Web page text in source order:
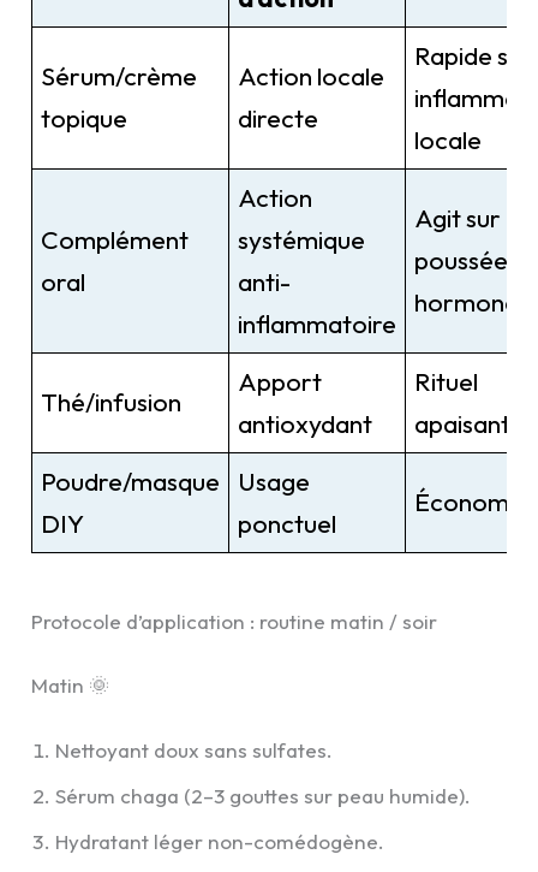
Sérum/crème
topique
Action locale
directe
Rapide sur
locale
Complément
oral
Action
systémique
anti-
inflammatoire
Agit sur
poussées
Thé/infusion
Apport
antioxydant
Rituel
apaisant
Poudre/masque
DIY
Usage
ponctuel
Protocole d’application : routine matin / soir
Matin 🌞
Nettoyant doux sans sulfates.
Sérum chaga (2–3 gouttes sur peau humide).
Hydratant léger non-comédogène.